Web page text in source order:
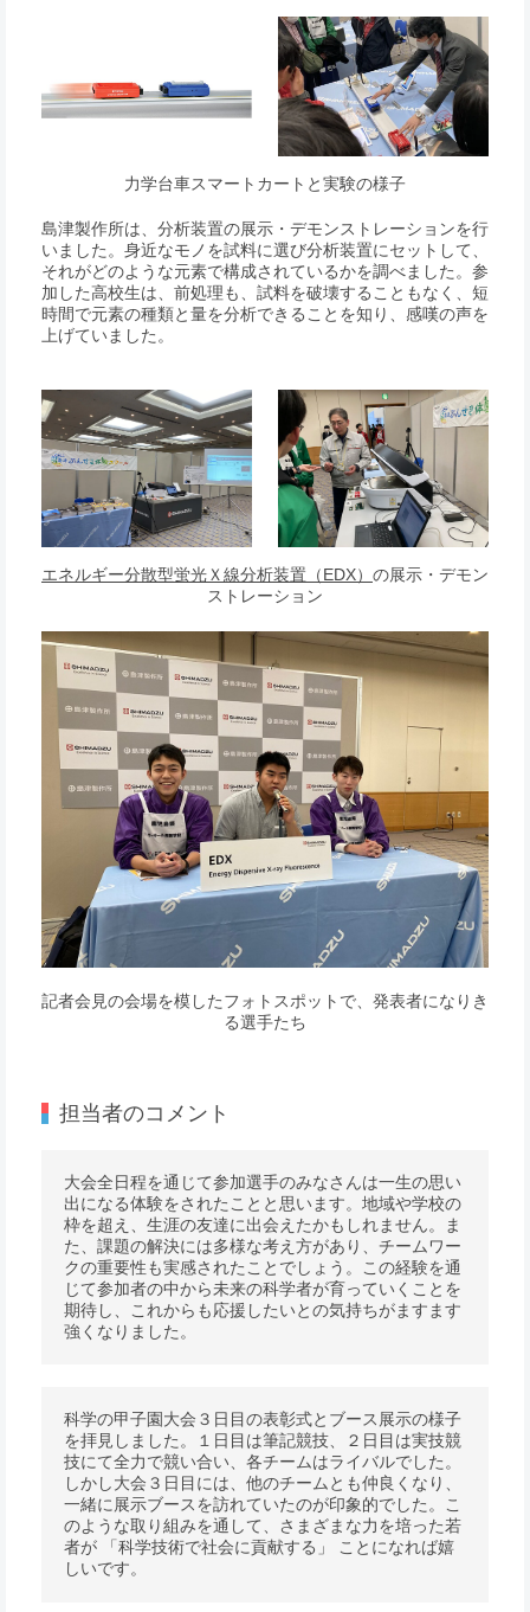
力学台車スマートカートと実験の様子
島津製作所は、分析装置の展示・デモンストレーションを行
いました。身近なモノを試料に選び分析装置にセットして、
それがどのような元素で構成されているかを調べました。参
加した高校生は、前処理も、試料を破壊することもなく、短
時間で元素の種類と量を分析できることを知り、感嘆の声を
上げていました。
エネルギー分散型蛍光Ｘ線分析装置（EDX） の展示・デモン
ストレーション
記者会見の会場を模したフォトスポットで、発表者になりき
る選手たち
担当者のコメント
大会全日程を通じて参加選手のみなさんは一生の思い
出になる体験をされたことと思います。地域や学校の
枠を超え、生涯の友達に出会えたかもしれません。ま
た、課題の解決には多様な考え方があり、チームワー
クの重要性も実感されたことでしょう。この経験を通
じて参加者の中から未来の科学者が育っていくことを
期待し、これからも応援したいとの気持ちがますます
強くなりました。
科学の甲子園大会３日目の表彰式とブース展示の様子
を拝見しました。１日目は筆記競技、２日目は実技競
技にて全力で競い合い、各チームはライバルでした。
しかし大会３日目には、他のチームとも仲良くなり、
一緒に展示ブースを訪れていたのが印象的でした。こ
のような取り組みを通して、さまざまな力を培った若
者が 「科学技術で社会に貢献する」 ことになれば嬉
しいです。